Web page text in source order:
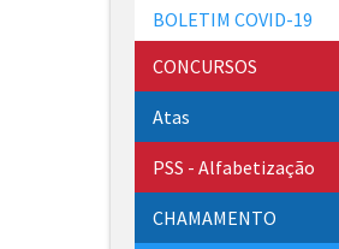
BOLETIM COVID-19
CONCURSOS
Atas
PSS - Alfabetização
CHAMAMENTO